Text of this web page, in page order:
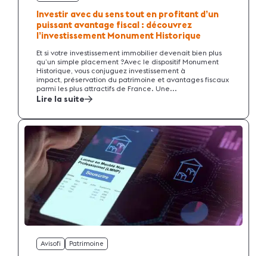
Investir avec du sens tout en profitant d’un
puissant avantage fiscal : découvrez
l’investissement Monument Historique
Et si votre investissement immobilier devenait bien plus
qu’un simple placement ?Avec le dispositif Monument
Historique, vous conjuguez investissement à
impact, préservation du patrimoine et avantages fiscaux
parmi les plus attractifs de France. Une...
Lire la suite
Avisofi Patrimoine